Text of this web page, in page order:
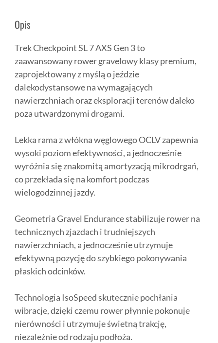
Opis
Trek Checkpoint SL 7 AXS Gen 3 to
zaawansowany rower gravelowy klasy premium,
zaprojektowany z myślą o jeździe
dalekodystansowe na wymagających
nawierzchniach oraz eksploracji terenów daleko
poza utwardzonymi drogami.
Lekka rama z włókna węglowego OCLV zapewnia
wysoki poziom efektywności, a jednocześnie
wyróżnia się znakomitą amortyzacją mikrodrgań,
co przekłada się na komfort podczas
wielogodzinnej jazdy.
Geometria Gravel Endurance stabilizuje rower na
technicznych zjazdach i trudniejszych
nawierzchniach, a jednocześnie utrzymuje
efektywną pozycję do szybkiego pokonywania
płaskich odcinków.
Technologia IsoSpeed skutecznie pochłania
wibracje, dzięki czemu rower płynnie pokonuje
nierówności i utrzymuje świetną trakcję,
niezależnie od rodzaju podłoża.